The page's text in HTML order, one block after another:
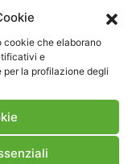
cookie che elaborano
e
la profilazione degli